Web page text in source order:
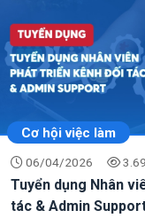
Cơ hội việc làm
06/04/2026
Tuyển dụng Nhân
tác & Admin